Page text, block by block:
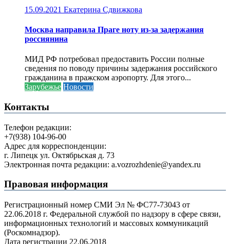
15.09.2021 Екатерина Сдвижкова
Москва направила Праге ноту из-за задержания
россиянина
МИД РФ потребовал предоставить России полные
сведения по поводу причины задержания российского
гражданина в пражском аэропорту. Для этого...
Зарубежье Новости
Контакты
Телефон редакции:
+7(938) 104-96-00
Адрес для корреспонденции:
г. Липецк ул. Октябрьская д. 73
Электронная почта редакции: a.vozrozhdenie@yandex.ru
Правовая информация
Регистрационный номер СМИ Эл № ФС77-73043 от
22.06.2018 г. Федеральной службой по надзору в сфере связи,
информационных технологий и массовых коммуникаций
(Роскомнадзор).
Дата регистрации 22.06.2018